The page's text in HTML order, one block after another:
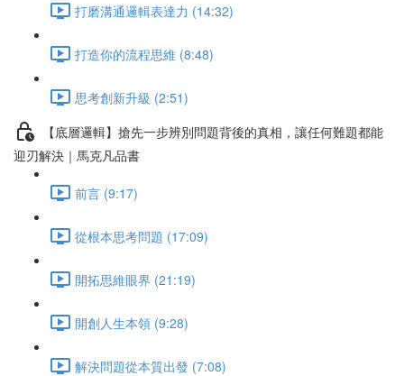
打磨溝通邏輯表達力 (14:32)
打造你的流程思維 (8:48)
思考創新升級 (2:51)
【底層邏輯】搶先一步辨別問題背後的真相，讓任何難題都能
迎刃解決｜馬克凡品書
前言 (9:17)
從根本思考問題 (17:09)
開拓思維眼界 (21:19)
開創人生本領 (9:28)
解決問題從本質出發 (7:08)